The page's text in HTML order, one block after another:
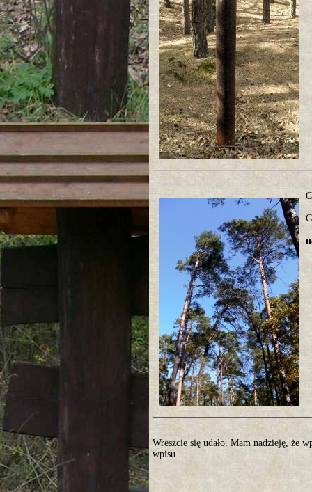
Wreszcie się udało. Mam nadzieję, że
wpisu.